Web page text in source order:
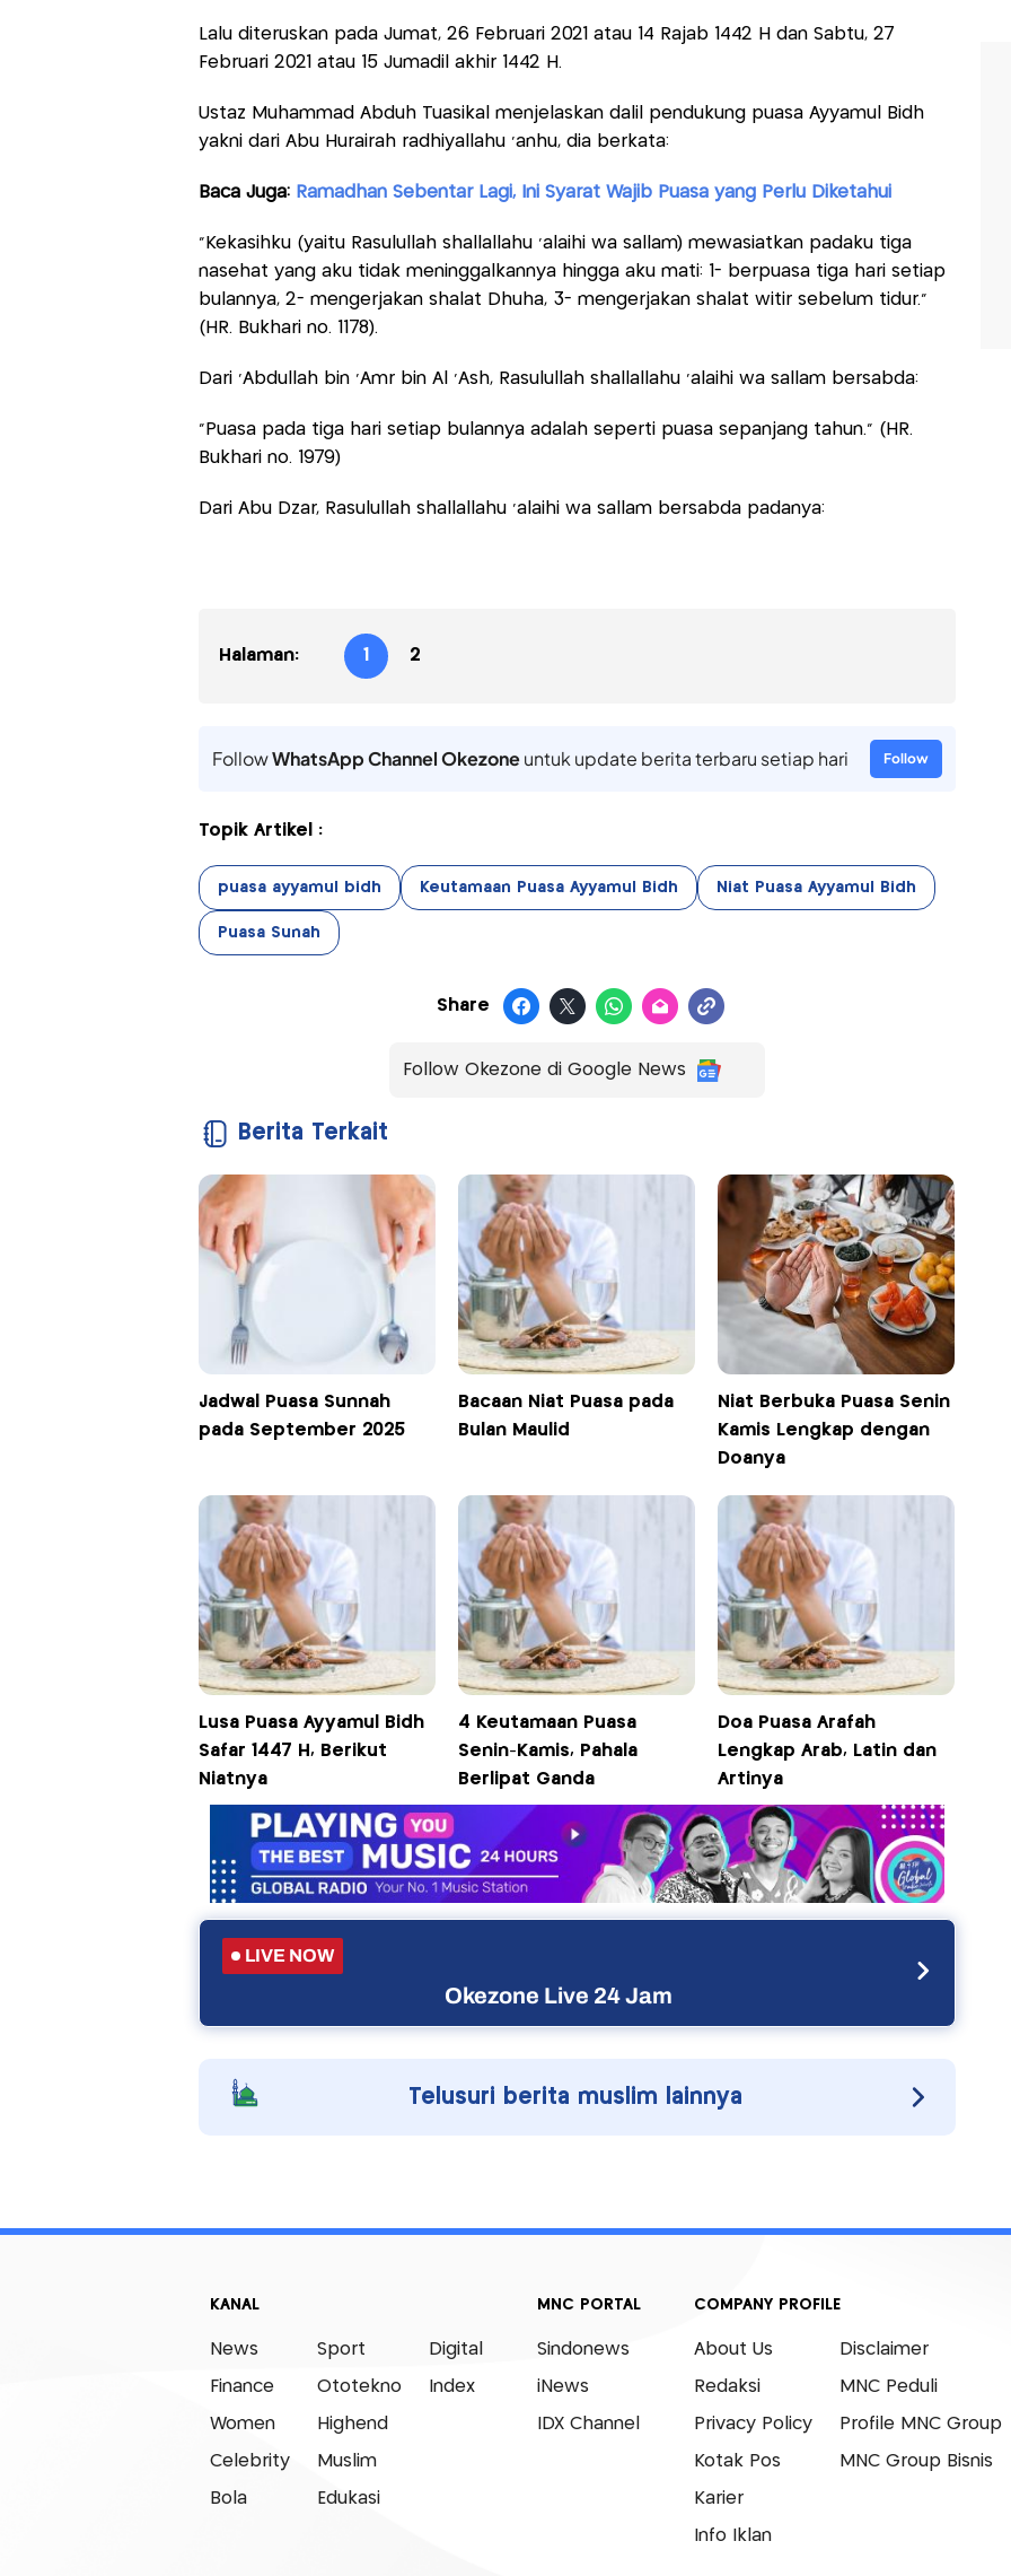
Lalu diteruskan pada Jumat, 26 Februari 2021 atau 14 Rajab 1442 H dan Sabtu, 27
Februari 2021 atau 15 Jumadil akhir 1442 H.
Ustaz Muhammad Abduh Tuasikal menjelaskan dalil pendukung puasa Ayyamul Bidh
yakni dari Abu Hurairah radhiyallahu ‘anhu, dia berkata:
Baca Juga: Ramadhan Sebentar Lagi, Ini Syarat Wajib Puasa yang Perlu Diketahui
“Kekasihku (yaitu Rasulullah shallallahu ‘alaihi wa sallam) mewasiatkan padaku tiga
nasehat yang aku tidak meninggalkannya hingga aku mati: 1- berpuasa tiga hari setiap
bulannya, 2- mengerjakan shalat Dhuha, 3- mengerjakan shalat witir sebelum tidur.”
(HR. Bukhari no. 1178).
Dari ‘Abdullah bin ‘Amr bin Al ‘Ash, Rasulullah shallallahu ‘alaihi wa sallam bersabda:
“Puasa pada tiga hari setiap bulannya adalah seperti puasa sepanjang tahun.” (HR.
Bukhari no. 1979)
Dari Abu Dzar, Rasulullah shallallahu ‘alaihi wa sallam bersabda padanya:
Halaman: 1 2
FollowWhatsApp Channel Okezoneuntuk update berita terbaru setiap hari Follow
Topik Artikel :
puasa ayyamul bidh Keutamaan Puasa Ayyamul Bidh Niat Puasa Ayyamul Bidh
Puasa Sunah
Share
Follow Okezone di Google News
Berita Terkait
Jadwal Puasa Sunnah
pada September 2025
Bacaan Niat Puasa pada
Bulan Maulid
Niat Berbuka Puasa Senin
Kamis Lengkap dengan
Doanya
Lusa Puasa Ayyamul Bidh
Safar 1447 H, Berikut
Niatnya
4 Keutamaan Puasa
Senin-Kamis, Pahala
Berlipat Ganda
Doa Puasa Arafah
Lengkap Arab, Latin dan
Artinya
LIVE NOW
Okezone Live 24 Jam
Telusuri berita muslim lainnya
KANAL
News
Finance
Women
Celebrity
Bola
Sport
Ototekno
Highend
Muslim
Edukasi
Digital
Index
MNC PORTAL
Sindonews
iNews
IDX Channel
COMPANY PROFILE
About Us
Redaksi
Privacy Policy
Kotak Pos
Karier
Info Iklan
Disclaimer
MNC Peduli
Profile MNC Group
MNC Group Bisnis